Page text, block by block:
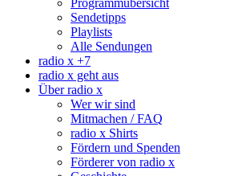
Programmübersicht
Sendetipps
Playlists
Alle Sendungen
radio x +7
radio x geht aus
Über radio x
Wer wir sind
Mitmachen / FAQ
radio x Shirts
Fördern und Spenden
Förderer von radio x